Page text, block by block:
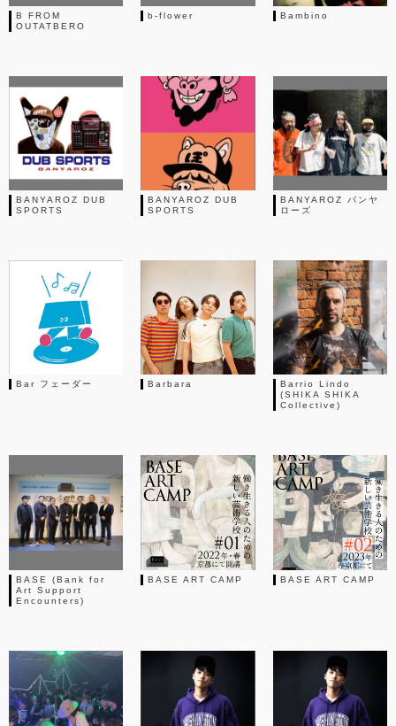
B FROM
OUTATBERO
b-flower Bambino
BANYAROZ DUB
SPORTS
BANYAROZ DUB
SPORTS
BANYAROZ バンヤ
ローズ
Bar フェーダー Barbara
Barrio Lindo
(SHIKA SHIKA
Collective)
BASE (Bank for
Art Support
Encounters)
BASE ART CAMP BASE ART CAMP